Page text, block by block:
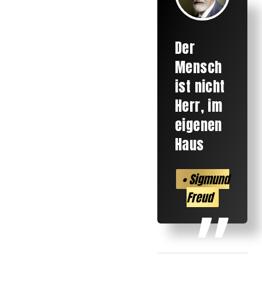
Der
Mensch
ist nicht
Herr, im
eigenen
Haus
• Sigmund
Freud